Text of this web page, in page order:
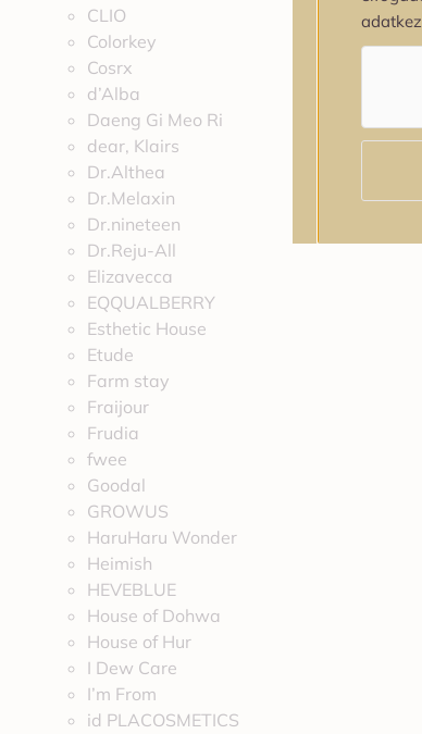
CLIO
Colorkey
Cosrx
d’Alba
Daeng Gi Meo Ri
dear, Klairs
Dr.Althea
Dr.Melaxin
Dr.nineteen
Dr.Reju-All
Elizavecca
EQQUALBERRY
Esthetic House
Etude
Farm stay
Fraijour
Frudia
fwee
Goodal
GROWUS
HaruHaru Wonder
Heimish
HEVEBLUE
House of Dohwa
House of Hur
I Dew Care
I’m From
id PLACOSMETICS